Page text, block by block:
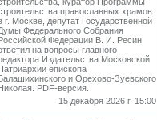
православных храмов
г. Москве, депутат Государственной
Федерального Собрания
Федерации В. И. Ресин
на вопросы главного
Издательства Московской
епископа
и Орехово-Зуевского
PDF-версия.
15 декабря 2026 г. 15:00